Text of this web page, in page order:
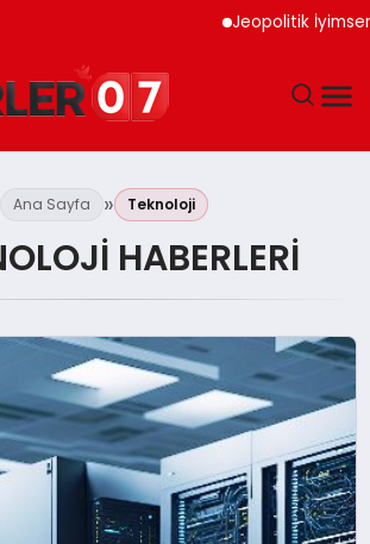
Jeopolitik İyimserlik
Ana Sayfa Teknoloji
HABERLERI